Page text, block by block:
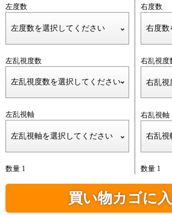
左度数
左乱視度数
左乱視軸
数量 1
右度数
右乱視度
右乱視軸
数量 1
買い物カゴに